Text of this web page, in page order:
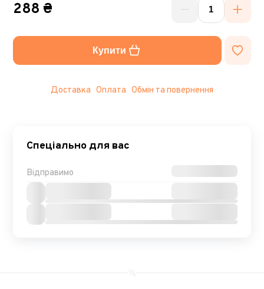
288 ₴
Купити
Доставка Оплата Обмін та повернення
Спеціально для вас
Відправимо